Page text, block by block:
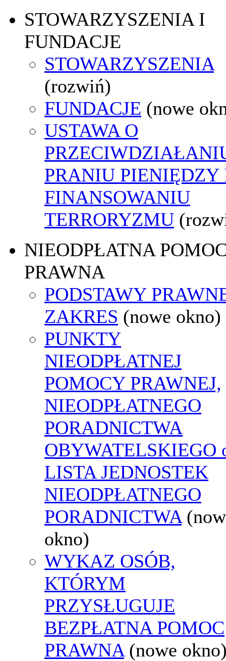
STOWARZYSZENIA I
FUNDACJE
STOWARZYSZENIA
(rozwiń)
FUNDACJE (nowe
USTAWA O
PRANIU PIENIĘDZY
FINANSOWANIU
TERRORYZMU
NIEODPŁATNA
PRAWNA
PODSTAWY
ZAKRES (nowe okno)
PUNKTY
NIEODPŁATNEJ
POMOCY PRAWNEJ,
NIEODPŁATNEGO
PORADNICTWA
OBYWATELSKIEGO
LISTA JEDNOSTEK
NIEODPŁATNEGO
PORADNICTWA
okno)
WYKAZ OSÓB,
KTÓRYM
PRZYSŁUGUJE
BEZPŁATNA POMOC
PRAWNA (nowe